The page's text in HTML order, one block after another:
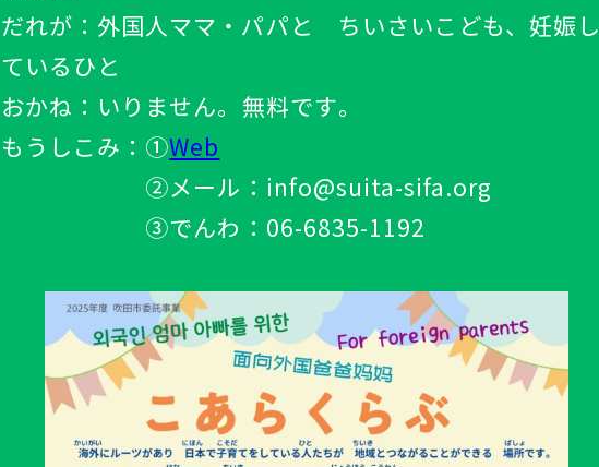
だれが： 外国人ママ・パパと ちいさいこども、妊娠 し
ているひと
おかね：いりません。 無料です。
もうしこみ：①Web
②メール：info@suita-sifa.org
③でんわ：06-6835-1192